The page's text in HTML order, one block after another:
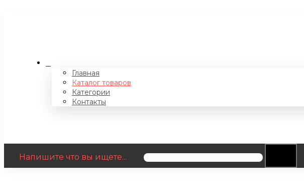
Главная
Каталог товаров
Категории
Контакты
Напишите что вы ищете...